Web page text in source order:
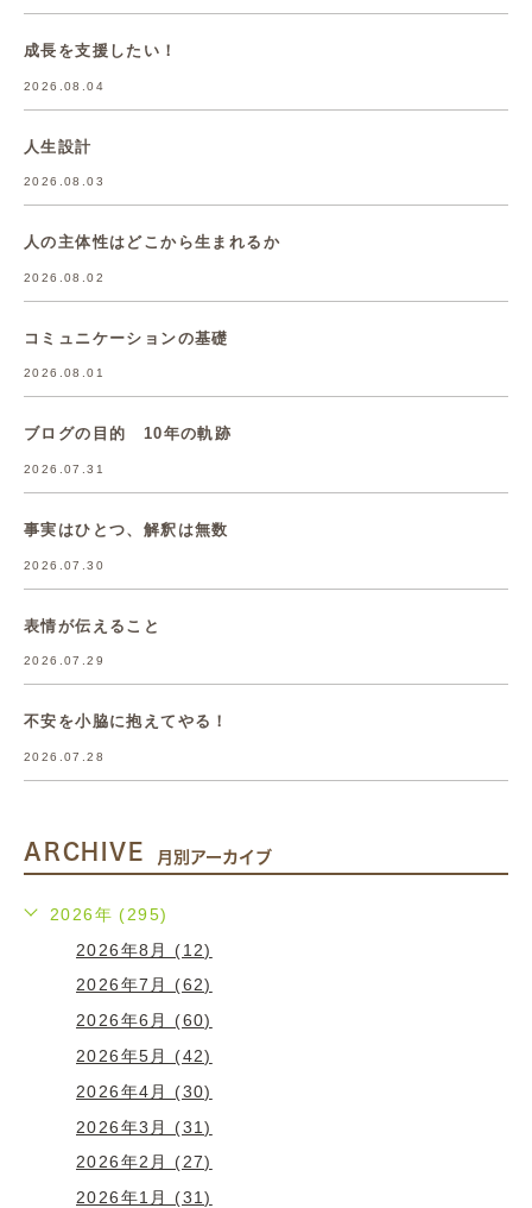
成長を支援したい！
2026.08.04
人生設計
2026.08.03
人の主体性はどこから生まれるか
2026.08.02
コミュニケーションの基礎
2026.08.01
ブログの目的 10年の軌跡
2026.07.31
事実はひとつ、解釈は無数
2026.07.30
表情が伝えること
2026.07.29
不安を小脇に抱えてやる！
2026.07.28
ARCHIVE 月別アーカイブ
2026年 (295)
2026年8月 (12)
2026年7月 (62)
2026年6月 (60)
2026年5月 (42)
2026年4月 (30)
2026年3月 (31)
2026年2月 (27)
2026年1月 (31)